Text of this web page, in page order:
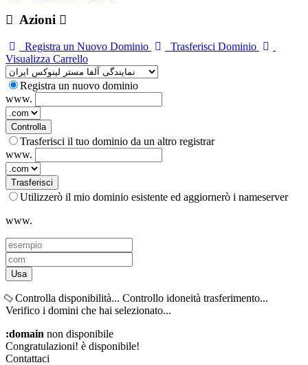
Azioni
Registra un Nuovo Dominio
Trasferisci Dominio
Visualizza Carrello
Registra un nuovo dominio
www.
Controlla
Trasferisci il tuo dominio da un altro registrar
www.
Trasferisci
Utilizzerò il mio dominio esistente ed aggiornerò i nameserver
www.
Usa
Controlla disponibilità... Controllo idoneità trasferimento...
Verifico i domini che hai selezionato...
:domain non disponibile
Congratulazioni! è disponibile!
Contattaci